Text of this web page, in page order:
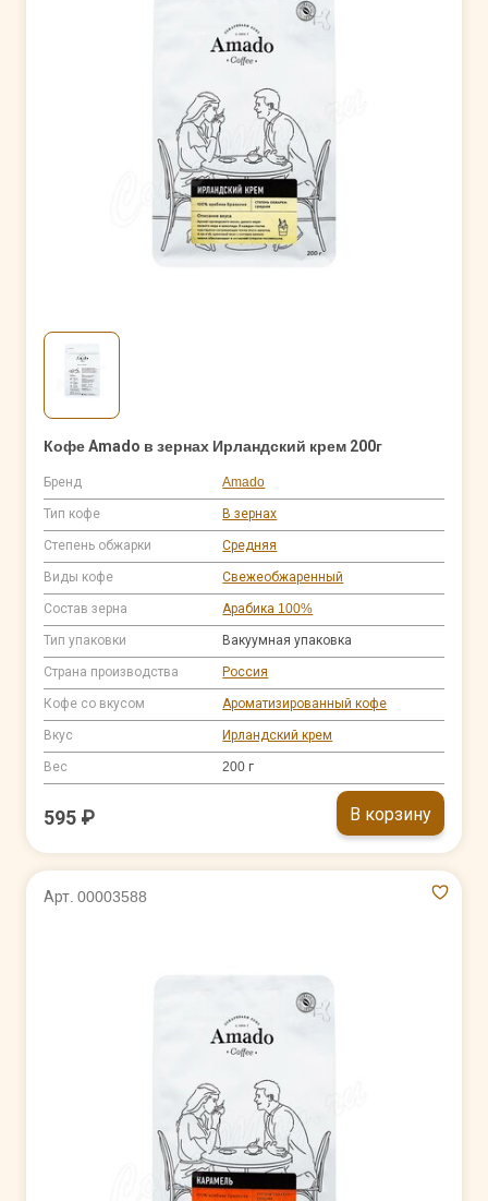
Кофе Amado в зернах Ирландский крем 200г
Бренд Amado
Тип кофе В зернах
Степень обжарки Средняя
Виды кофе Свежеобжаренный
Состав зерна Арабика 100%
Тип упаковки Вакуумная упаковка
Страна производства Россия
Кофе со вкусом Ароматизированный кофе
Вкус Ирландский крем
Вес 200 г
595 ₽ В корзину
Арт. 00003588